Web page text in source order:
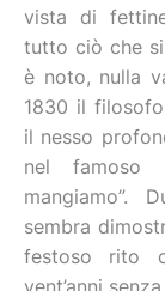
vista di
tutto ciò che
è noto, nulla
1830 il
il nesso
nel famoso
mangiamo”.
sembra
festoso rito